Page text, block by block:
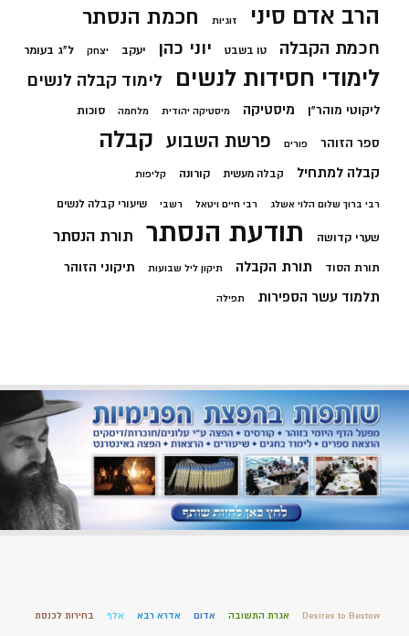
הרב אדם סיני זוגיות חכמת הנסתר
חכמת הקבלה טו בשבט יוני כהן יעקב יצחק ל"ג בעומר
לימודי חסידות לנשים לימוד קבלה לנשים
ליקוטי מוהר"ן מיסטיקה מיסטיקה יהודית מלחמה סוכות
ספר הזוהר פורים פרשת השבוע קבלה
קבלה למתחיל קבלה מעשית קורונה קליפות
רבי ברוך שלום הלוי אשלג רבי חיים ויטאל רשבי שיעורי קבלה לנשים
שערי קדושה תודעת הנסתר תורת הנסתר
תורת הסוד תורת הקבלה תיקון ליל שבועות תיקוני הזוהר
תלמוד עשר הספירות תפילה
Desires to Bestow אגרת התשובה אדום אדרא רבא אלף בחירות לכנסת